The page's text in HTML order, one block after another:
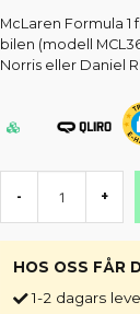
McLaren Formula 1
bilen (modell
Norris eller Daniel
- +
HOS OSS FÅR
1-2 dagars